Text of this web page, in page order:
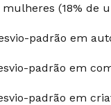
(18% de
padrão em
padrão em
padrão em